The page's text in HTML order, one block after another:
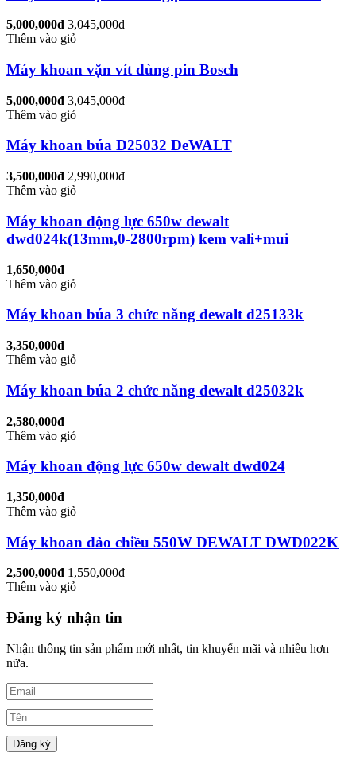
5,000,000đ 3,045,000đ
Thêm vào giỏ
Máy khoan vặn vít dùng pin Bosch
5,000,000đ 3,045,000đ
Thêm vào giỏ
Máy khoan búa D25032 DeWALT
3,500,000đ 2,990,000đ
Thêm vào giỏ
Máy khoan động lực 650w dewalt
dwd024k(13mm,0-2800rpm) kem vali+mui
1,650,000đ
Thêm vào giỏ
Máy khoan búa 3 chức năng dewalt d25133k
3,350,000đ
Thêm vào giỏ
Máy khoan búa 2 chức năng dewalt d25032k
2,580,000đ
Thêm vào giỏ
Máy khoan động lực 650w dewalt dwd024
1,350,000đ
Thêm vào giỏ
Máy khoan đảo chiều 550W DEWALT DWD022K
2,500,000đ 1,550,000đ
Thêm vào giỏ
Đăng ký nhận tin
Nhận thông tin sản phẩm mới nhất, tin khuyến mãi và nhiều hơn
nữa.
Đăng ký